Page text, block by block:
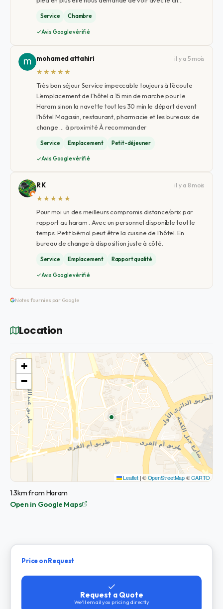
Service Chambre
Avis Google vérifié
mohamed attahiri
il y a 5 mois
★★★★★
Très bon séjour Service impeccable toujours à l’écoute
L’emplacement de l’hôtel a 15 min de marche pour le
Haram sinon la navette tout les 30 min le départ devant
l’hôtel Magasin, restaurant, pharmacie et les bureaux de
change … à proximité À recommander
Service Emplacement Petit-déjeuner
Avis Google vérifié
R K
il y a 8 mois
★★★★★
Pour moi un des meilleurs compromis distance/prix par
rapport au haram . Avec un personnel disponible tout le
temps. Petit bémol peut être la cuisine de l’hôtel. En
bureau de change à disposition juste à côté.
Service Emplacement Rapport qualité
Avis Google vérifié
Notes fournies par Google
Location
+
−
Leaflet |©OpenStreetMap©CARTO
1.3km from Haram
Open in Google Maps
Price on Request
Request a Quote
We'll email you pricing directly